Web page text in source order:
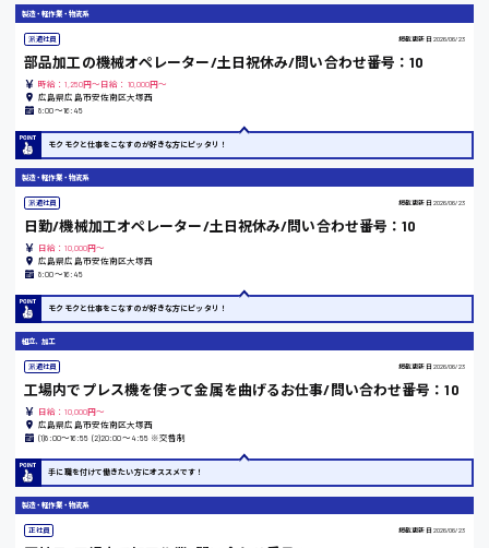
福山市
岡山県
大阪府
時給1000円～
時給1100円～
時給1300円〜
製造・軽作業・物流系
派遣社員 掲載更新日 2026/06/23
部品加工の機械オペレーター/土日祝休み/問い合わせ番号：10
時給：1,250円～日給：10,000円～
広島県広島市安佐南区大塚西
8:00〜16:45
モクモクと仕事をこなすのが好きな方にピッタリ！
製造・軽作業・物流系
派遣社員 掲載更新日 2026/06/23
日勤/機械加工オペレーター/土日祝休み/問い合わせ番号：10
日給：10,000円～
広島県広島市安佐南区大塚西
8:00〜16:45
モクモクと仕事をこなすのが好きな方にピッタリ！
組立、加工
派遣社員 掲載更新日 2026/06/23
工場内でプレス機を使って金属を曲げるお仕事/問い合わせ番号：10
日給：10,000円～
広島県広島市安佐南区大塚西
(1)8:00〜16:55 (2)20:00〜4:55 ※交替制
手に職を付けて働きたい方にオススメです！
製造・軽作業・物流系
正社員 掲載更新日 2026/06/23